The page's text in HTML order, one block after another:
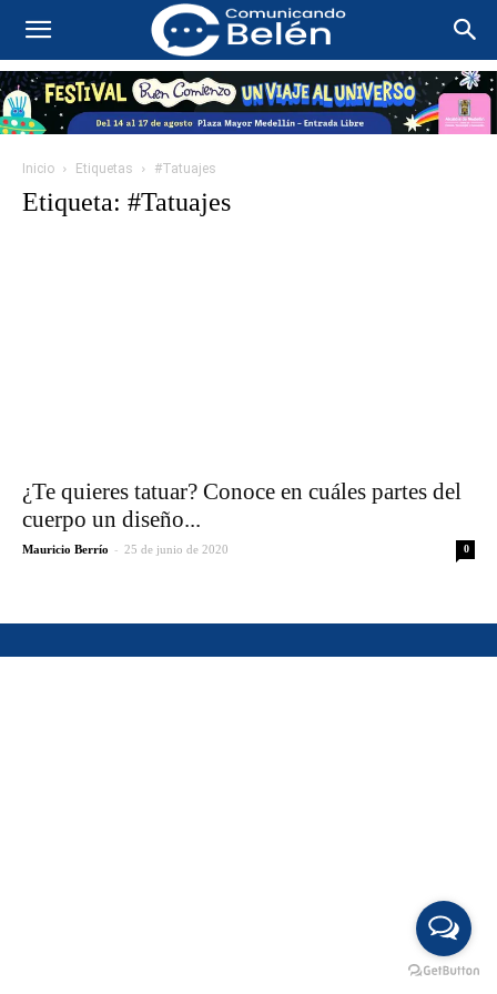
Inicio Etiquetas #Tatuajes
Etiqueta: #Tatuajes
¿Te quieres tatuar? Conoce en cuáles partes del
cuerpo un diseño...
Mauricio Berrío - 25 de junio de 2020 0